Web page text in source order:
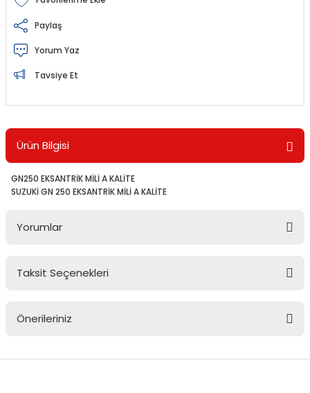
Paylaş
Yorum Yaz
Tavsiye Et
Ürün Bilgisi
GN250 EKSANTRİK MİLİ A KALİTE
SUZUKİ GN 250 EKSANTRİK MİLİ A KALİTE
Yorumlar
Taksit Seçenekleri
Önerileriniz